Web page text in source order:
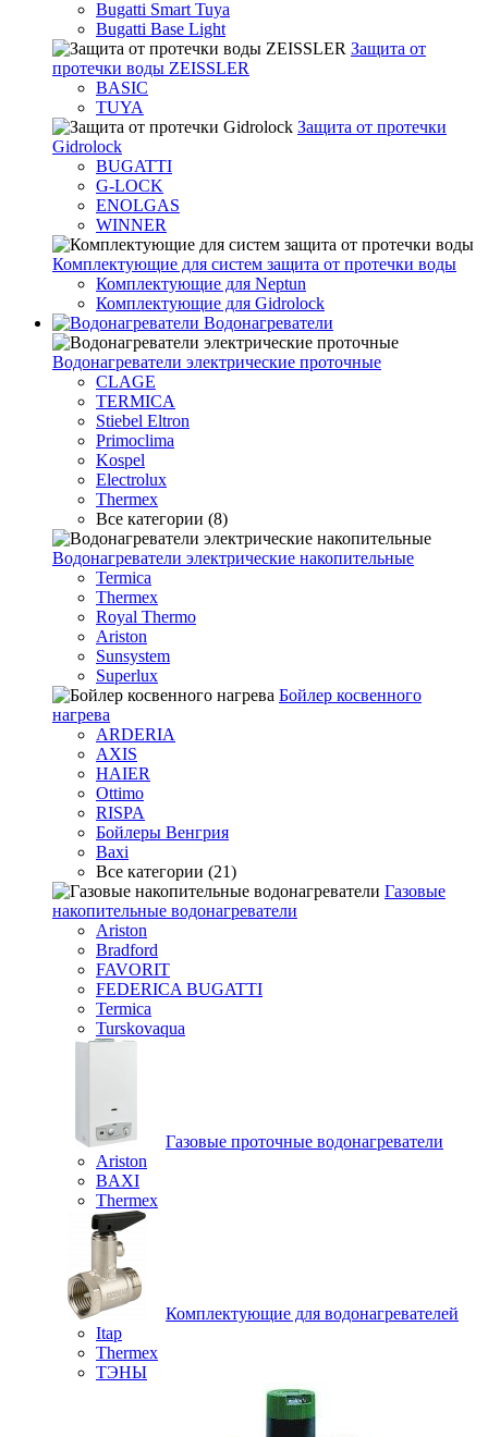
Bugatti Smart Tuya
Bugatti Base Light
Защита от
протечки воды ZEISSLER
BASIC
TUYA
Защита от протечки
Gidrolock
BUGATTI
G-LOCK
ENOLGAS
WINNER
Комплектующие для систем защита от протечки воды
Комплектующие для Neptun
Комплектующие для Gidrolock
Водонагреватели
Водонагреватeли электрические проточные
CLAGE
TERMICA
Stiebel Eltron
Primoclima
Kospel
Electrolux
Thermex
Все категории (8)
Водонагреватели электрические накопительные
Termica
Thermex
Royal Thermo
Ariston
Sunsystem
Superlux
Бойлер косвенного
нагрева
ARDERIA
AXIS
HAIER
Ottimo
RISPA
Бойлеры Венгрия
Baxi
Все категории (21)
Газовые
накопительные водонагреватели
Ariston
Bradford
FAVORIT
FEDERICA BUGATTI
Termica
Turskovaqua
Газовые проточные водонагреватели
Ariston
BAXI
Thermex
Комплектующие для водонагревателей
Itap
Thermex
ТЭНЫ